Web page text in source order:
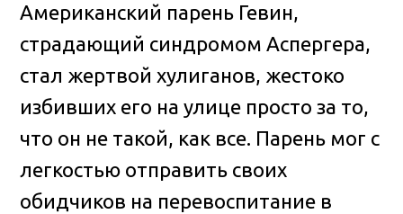
Американский парень Гевин,
страдающий синдромом Аспергера,
стал жертвой хулиганов, жестоко
избивших его на улице просто за то,
что он не такой, как все. Парень мог с
легкостью отправить своих
обидчиков на перевоспитание в